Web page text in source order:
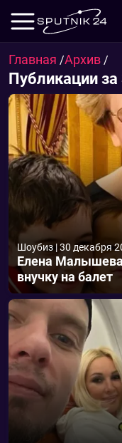
Главная /Архив /
Публикации
Шоубиз |30 декабря
Елена Малышева
внучку на балет